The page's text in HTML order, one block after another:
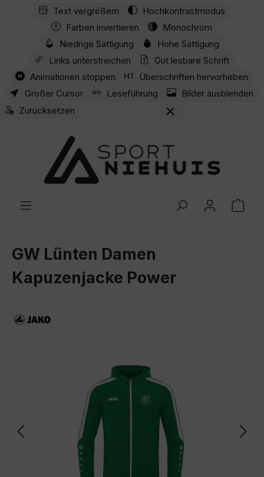
Zum Hauptinhalt springen
Text vergrößern
Hochkontrastmodus
Farben invertieren
Monochrom
Niedrige Sättigung
Hohe Sättigung
Links unterstreichen
Gut lesbare Schrift
Animationen stoppen
Überschriften hervorheben
Großer Cursor
Leseführung
Bilder ausblenden
Zurücksetzen
GW Lünten Damen
Kapuzenjacke Power
Bildergalerie überspringen